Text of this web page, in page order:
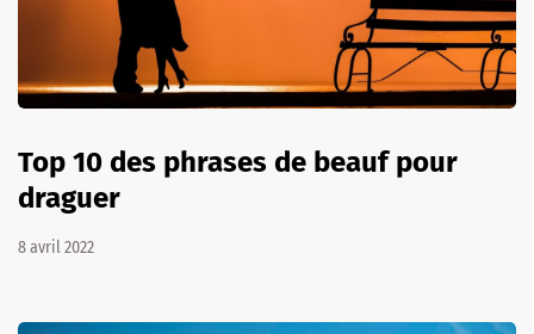
Top 10 des phrases de beauf pour
draguer
8 avril 2022